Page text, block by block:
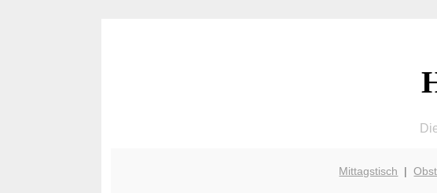
Mittagstisch |